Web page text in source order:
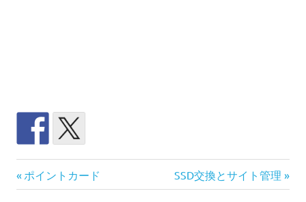
イ
投
前
の
ポイントカード
次
の
SSD交換とサイト管理